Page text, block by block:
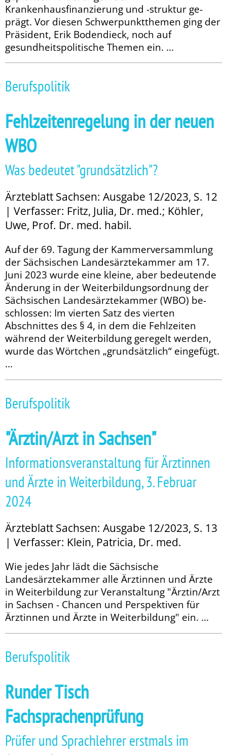
Krankenhausfinanzierung und -struktur ge­­
prägt. Vor diesen Schwerpunktthemen ging der
Präsident, Erik Bodendieck, noch auf
gesundheitspolitische Themen ein. ...
Berufspolitik
Fehlzeitenregelung in der neuen
WBO
Was bedeutet "grundsätzlich"?
Ärzteblatt Sachsen: Ausgabe 12/2023, S. 12
| Verfasser: Fritz, Julia, Dr. med.; Köhler,
Uwe, Prof. Dr. med. habil.
Auf der 69. Tagung der Kammerversammlung
der Sächsischen Landesärztekammer am 17.
Juni 2023 wurde eine kleine, aber bedeutende
Änderung in der Weiterbildungsordnung der
Sächsischen Landesärztekammer (WBO) be­­
schlossen: Im vierten Satz des vierten
Abschnittes des § 4, in dem die Fehlzeiten
während der Weiterbildung geregelt werden,
wurde das Wörtchen „grundsätzlich“ eingefügt.
...
Berufspolitik
"Ärztin/Arzt in Sachsen"
Informationsveranstaltung für Ärztinnen
und Ärzte in Weiterbildung, 3. Februar
2024
Ärzteblatt Sachsen: Ausgabe 12/2023, S. 13
| Verfasser: Klein, Patricia, Dr. med.
Wie jedes Jahr lädt die Sächsische
Landesärztekammer alle Ärztinnen und Ärzte
in Weiterbildung zur Veranstaltung "Ärztin/Arzt
in Sachsen - Chancen und Perspektiven für
Ärztinnen und Ärzte in Weiterbildung" ein. ...
Berufspolitik
Runder Tisch
Fachsprachenprüfung
Prüfer und Sprachlehrer erstmals im